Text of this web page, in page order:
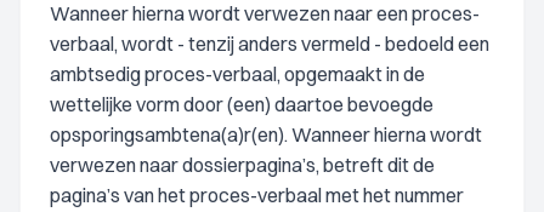
Wanneer hierna wordt verwezen naar een proces-
verbaal, wordt - tenzij anders vermeld - bedoeld een
ambtsedig proces-verbaal, opgemaakt in de
wettelijke vorm door (een) daartoe bevoegde
opsporingsambtena(a)r(en). Wanneer hierna wordt
verwezen naar dossierpagina’s, betreft dit de
pagina’s van het proces-verbaal met het nummer